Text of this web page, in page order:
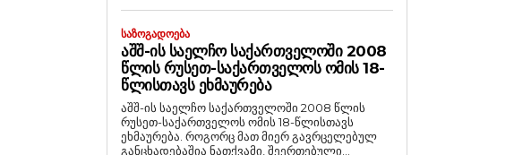
ᲡᲐᲖᲝᲒᲐᲓᲝᲔᲑᲐ
ᲐᲨᲨ-ᲘᲡ ᲡᲐᲔᲚᲩᲝ ᲡᲐᲥᲐᲠᲗᲕᲔᲚᲝᲨᲘ 2008
ᲬᲚᲘᲡ ᲠᲣᲡᲔᲗ-ᲡᲐᲥᲐᲠᲗᲕᲔᲚᲝᲡ ᲝᲛᲘᲡ 18-
ᲬᲚᲘᲡᲗᲐᲕᲡ ᲔᲮᲛᲐᲣᲠᲔᲑᲐ
აშშ-ის საელჩო საქართველოში 2008 წლის
რუსეთ-საქართველოს ომის 18-წლისთავს
ეხმაურება. როგორც მათ მიერ გავრცელებულ
განცხადებაშია ნათქვამი, შეერთებული...